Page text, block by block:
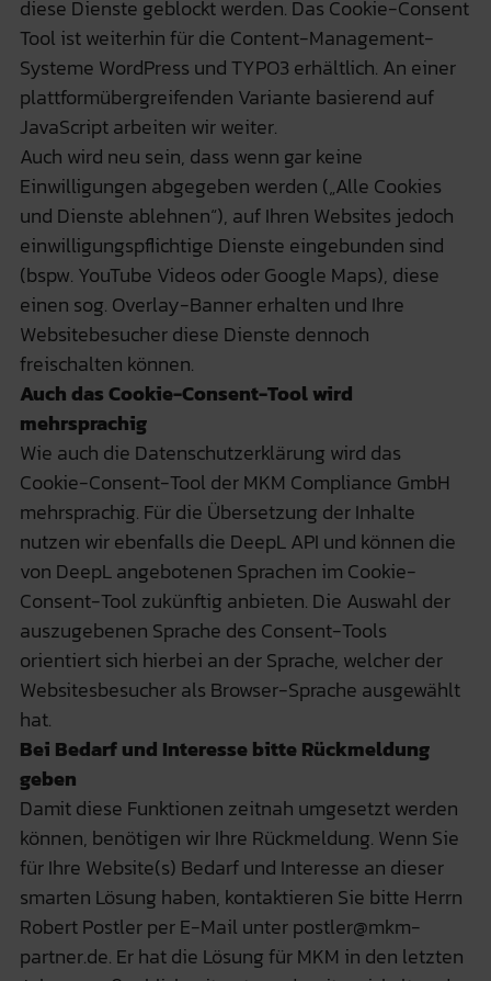
diese Dienste geblockt werden. Das Cookie-Consent
Tool ist weiterhin für die Content-Management-
Systeme WordPress und TYPO3 erhältlich. An einer
plattformübergreifenden Variante basierend auf
JavaScript arbeiten wir weiter.
Auch wird neu sein, dass wenn gar keine
Einwilligungen abgegeben werden („Alle Cookies
und Dienste ablehnen“), auf Ihren Websites jedoch
einwilligungspflichtige Dienste eingebunden sind
(bspw. YouTube Videos oder Google Maps), diese
einen sog. Overlay-Banner erhalten und Ihre
Websitebesucher diese Dienste dennoch
freischalten können.
Auch das Cookie-Consent-Tool wird
mehrsprachig
Wie auch die Datenschutzerklärung wird das
Cookie-Consent-Tool der MKM Compliance GmbH
mehrsprachig. Für die Übersetzung der Inhalte
nutzen wir ebenfalls die DeepL API und können die
von DeepL angebotenen Sprachen im Cookie-
Consent-Tool zukünftig anbieten. Die Auswahl der
auszugebenen Sprache des Consent-Tools
orientiert sich hierbei an der Sprache, welcher der
Websitesbesucher als Browser-Sprache ausgewählt
hat.
Bei Bedarf und Interesse bitte Rückmeldung
geben
Damit diese Funktionen zeitnah umgesetzt werden
können, benötigen wir Ihre Rückmeldung. Wenn Sie
für Ihre Website(s) Bedarf und Interesse an dieser
smarten Lösung haben, kontaktieren Sie bitte Herrn
Robert Postler per E-Mail unter postler@mkm-
partner.de. Er hat die Lösung für MKM in den letzten